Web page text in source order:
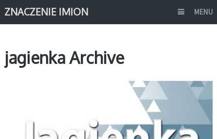
ZNACZENIE IMION MENU
jagienka Archive